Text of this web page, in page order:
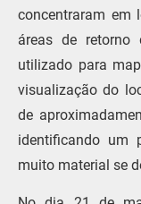
concentraram em
áreas de retorno
utilizado para
visualização do
de
identificando um
muito material se